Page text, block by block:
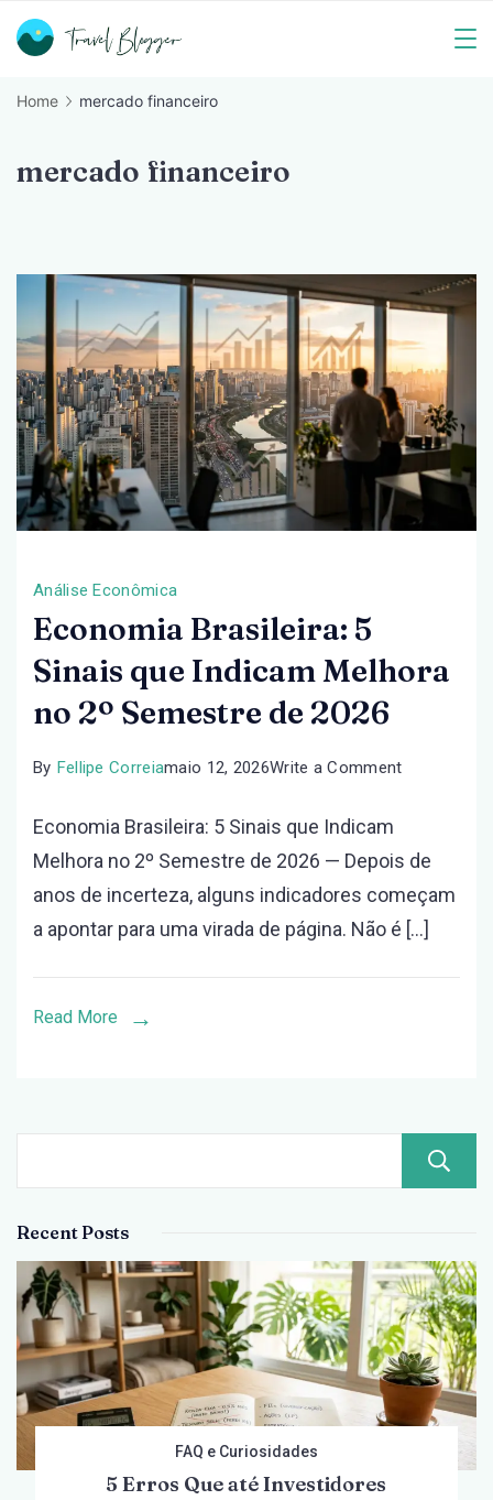
Skip
Blogger
Home mercado financeiro
mercado financeiro
Análise Econômica
Economia Brasileira: 5
Sinais que Indicam Melhora
no 2º Semestre de 2026
By Fellipe Correiamaio 12, 2026Write a Commenton
5
Sinais
que
Economia Brasileira: 5 Sinais que Indicam
Melhora no 2º Semestre de 2026 — Depois de
anos de incerteza, alguns indicadores começam
a apontar para uma virada de página. Não é […]
Read More
Recent Posts
FAQ e Curiosidades
5 Erros Que até Investidores